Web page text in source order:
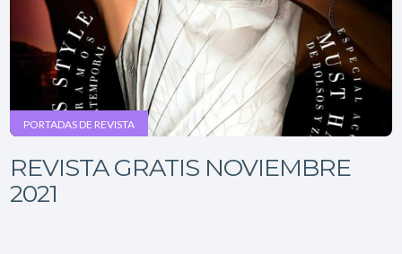
PORTADAS DE REVISTA
REVISTA GRATIS NOVIEMBRE
2021